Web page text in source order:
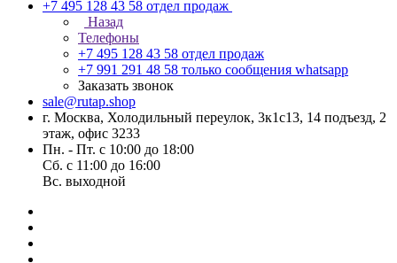
+7 495 128 43 58 отдел продаж
Назад
Телефоны
+7 495 128 43 58 отдел продаж
+7 991 291 48 58 только сообщения whatsapp
Заказать звонок
sale@rutap.shop
г. Москва, Холодильный переулок, 3к1с13, 14 подъезд, 2
этаж, офис 3233
Пн. - Пт. с 10:00 до 18:00
Сб. с 11:00 до 16:00
Вс. выходной